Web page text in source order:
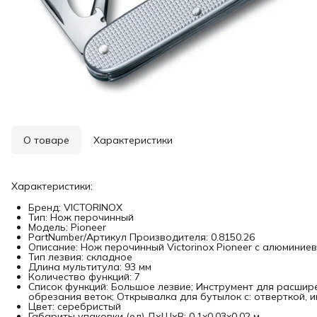
О товаре Характеристики
Характеристики:
Бренд: VICTORINOX
Тип: Нож перочинный
Модель: Pioneer
PartNumber/Артикул Производителя: 0.8150.26
Описание: Нож перочинный Victorinox Pioneer с
Тип лезвия: складное
Длина мультитула: 93 мм
Количество функций: 7
Список функций: Большое лезвие; Инструмент для
обрезания веток; Открывалка для бутылок с: отверткой,
Цвет: серебристый